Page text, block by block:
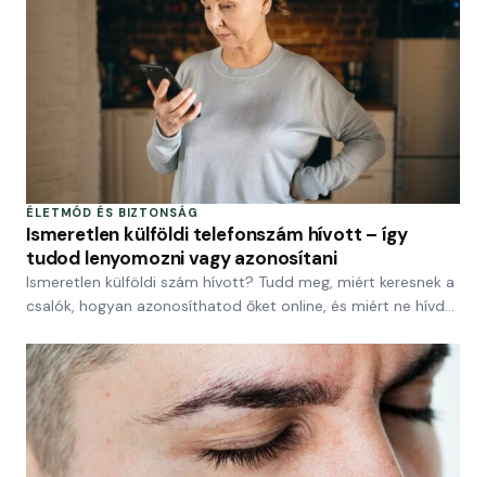
ÉLETMÓD ÉS BIZTONSÁG
Ismeretlen külföldi telefonszám hívott – így
tudod lenyomozni vagy azonosítani
Ismeretlen külföldi szám hívott? Tudd meg, miért keresnek a
csalók, hogyan azonosíthatod őket online, és miért ne hívd…